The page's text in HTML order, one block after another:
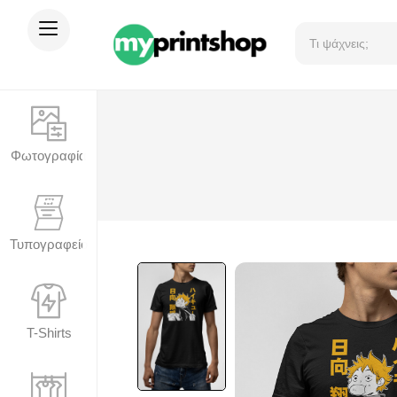
Φωτογραφία
Τυπογραφείο
T-Shirts